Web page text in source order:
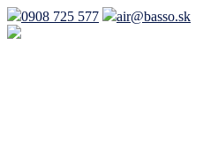
0908 725 577 air@basso.sk